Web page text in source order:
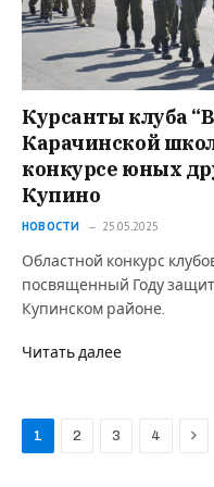
Курсанты клуба
Карачинской
конкурсе юных
Купино
НОВОСТИ 25.05.2025
Областной конкурс
посвященный Году
Купинском районе.
Читать далее
1 2 3 4